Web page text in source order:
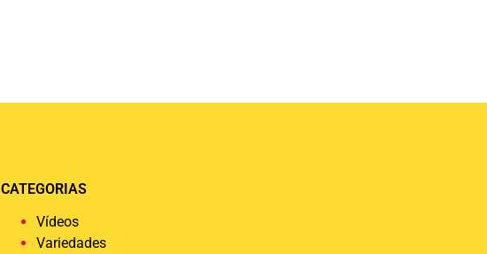
CATEGORIAS
Vídeos
Variedades